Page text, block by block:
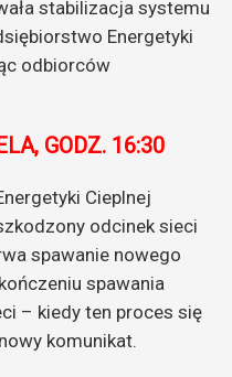
stabilizacja systemu
Energetyki
odbiorców
GODZ. 16:30
Cieplnej
odcinek sieci
spawanie nowego
spawania
– kiedy ten proces się
komunikat.